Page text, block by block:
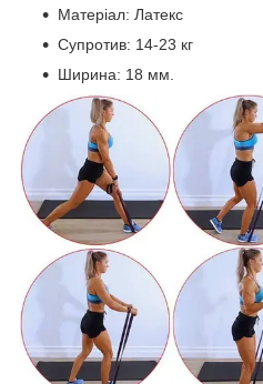
Матеріал: Латекс
Супротив: 14-23 кг
Ширина: 18 мм.